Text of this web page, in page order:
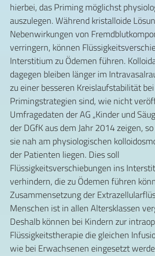
hierbei, das Priming möglichst
auszulegen. Während kristalloide
Nebenwirkungen von
verringern, können
Interstitium zu Ödemen führen.
dagegen bleiben länger im
zu einer besseren Kreislaufstabilität
Primingstrategien sind, wie nicht
Umfragedaten der AG „Kinder und
der DGfK aus dem Jahr 2014 zeigen,
sie nah am physiologischen
der Patienten liegen. Dies soll
Flüssigkeitsverschiebungen ins
verhindern, die zu Ödemen führen
Zusammensetzung der
Menschen ist in allen Altersklassen
Deshalb können bei Kindern zur
Flüssigkeitstherapie die gleichen
wie bei Erwachsenen eingesetzt